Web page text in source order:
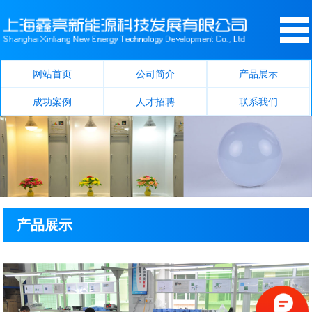
网站首页 公司简介 产品展示
成功案例 人才招聘 联系我们
产品展示